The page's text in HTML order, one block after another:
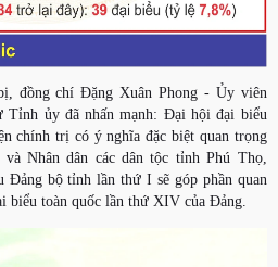
đồng chí Đặng Xuân Phong - Ủy viên
ủy đã nhấn mạnh: Đại hội đại biểu
chính trị có ý nghĩa đặc biệt quan trọng
Nhân dân các dân tộc tỉnh Phú Thọ,
Đảng bộ tỉnh lần thứ I sẽ góp phần quan
biểu toàn quốc lần thứ XIV của Đảng.